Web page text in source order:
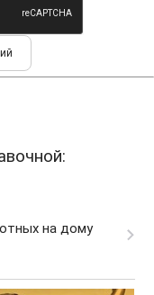
на дому